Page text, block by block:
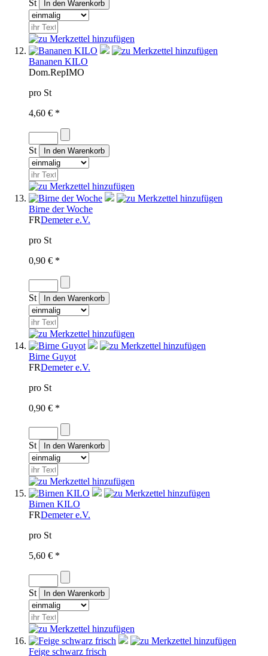
St
Bananen KILO
Dom.RepIMO
pro St
4,60 € *
St
Birne der Woche
FRDemeter e.V.
pro St
0,90 € *
St
Birne Guyot
FRDemeter e.V.
pro St
0,90 € *
St
Birnen KILO
FRDemeter e.V.
pro St
5,60 € *
St
Feige schwarz frisch